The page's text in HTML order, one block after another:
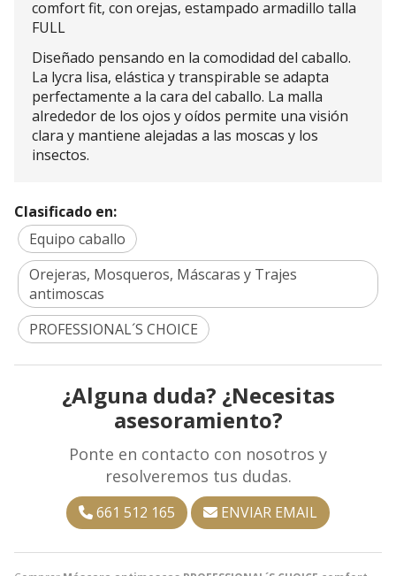
comfort fit, con orejas, estampado armadillo talla
FULL
Diseñado pensando en la comodidad del caballo.
La lycra lisa, elástica y transpirable se adapta
perfectamente a la cara del caballo. La malla
alrededor de los ojos y oídos permite una visión
clara y mantiene alejadas a las moscas y los
insectos.
Clasificado en:
Equipo caballo
Orejeras, Mosqueros, Máscaras y Trajes
antimoscas
PROFESSIONAL´S CHOICE
¿Alguna duda? ¿Necesitas
asesoramiento?
Ponte en contacto con nosotros y
resolveremos tus dudas.
661 512 165 ENVIAR EMAIL